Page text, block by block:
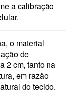
a calibração
o material
de
2 cm, tanto na
em razão
do tecido.